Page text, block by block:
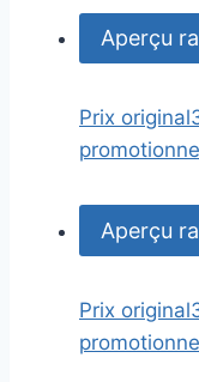
Aperçu
Prix original
Aperçu
Prix original